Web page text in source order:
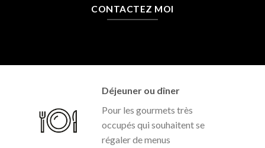
CONTACTEZ MOI
Déjeuner ou dîner
Pour les gourmets très
occupés qui souhaitent se
régaler de menus